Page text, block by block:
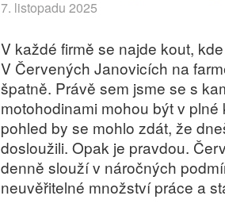
7. listopadu 2025
V každé firmě se najde kout,
V Červených Janovicích na
špatně. Právě sem jsme se s
motohodinami mohou být v
pohled by se mohlo zdát, že
dosloužili. Opak je pravdou.
denně slouží v náročných
neuvěřitelné množství práce a